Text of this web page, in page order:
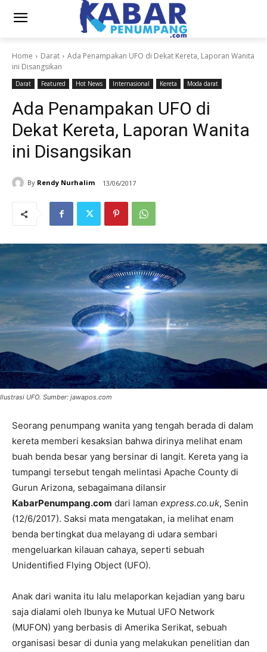
Home Darat
Ada Penampakan UFO di Dekat Kereta, Laporan Wanita
ini Disangsikan
Darat Featured Hot News Internasional Kereta Moda darat
Ada Penampakan UFO di
Dekat Kereta, Laporan Wanita
ini Disangsikan
By Rendy Nurhalim 13/06/2017
Ilustrasi UFO. Sumber: jawapos.com
Seorang penumpang wanita yang tengah berada di dalam
kereta memberi kesaksian bahwa dirinya melihat enam
buah benda besar yang bersinar di langit. Kereta yang ia
tumpangi tersebut tengah melintasi Apache County di
Gurun Arizona, sebagaimana dilansir
KabarPenumpang.com dari laman express.co.uk, Senin
(12/6/2017). Saksi mata mengatakan, ia melihat enam
benda bertingkat dua melayang di udara sembari
mengeluarkan kilauan cahaya, seperti sebuah
Unidentified Flying Object (UFO).
Anak dari wanita itu lalu melaporkan kejadian yang baru
saja dialami oleh Ibunya ke Mutual UFO Network
(MUFON) yang berbasis di Amerika Serikat, sebuah
organisasi besar di dunia yang melakukan penelitian dan